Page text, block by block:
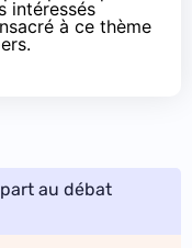
intéressés
à ce thème
.
au débat